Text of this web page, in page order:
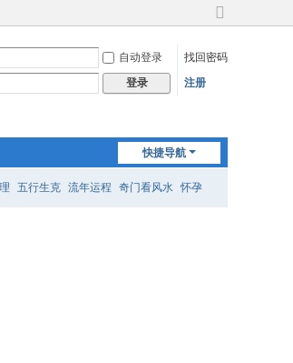
切
到
自动登录
找回密码
登录 注册
快捷导航
五行生克 流年运程 奇门看风水 怀孕